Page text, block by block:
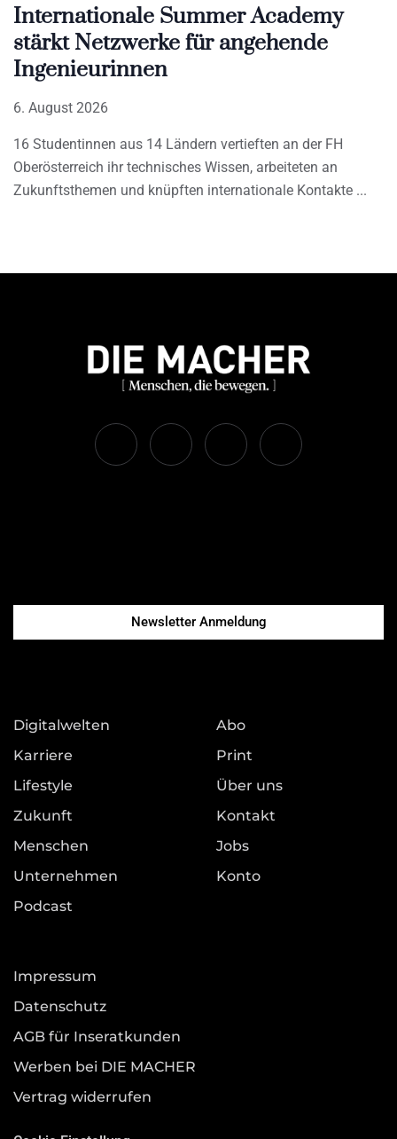
Internationale Summer Academy
stärkt Netzwerke für angehende
Ingenieurinnen
6. August 2026
16 Studentinnen aus 14 Ländern vertieften an der FH
Oberösterreich ihr technisches Wissen, arbeiteten an
Zukunftsthemen und knüpften internationale Kontakte
Newsletter Anmeldung
Digitalwelten
Karriere
Lifestyle
Zukunft
Menschen
Unternehmen
Podcast
Abo
Print
Über uns
Kontakt
Jobs
Konto
Impressum
Datenschutz
AGB für Inseratkunden
Werben bei DIE MACHER
Vertrag widerrufen